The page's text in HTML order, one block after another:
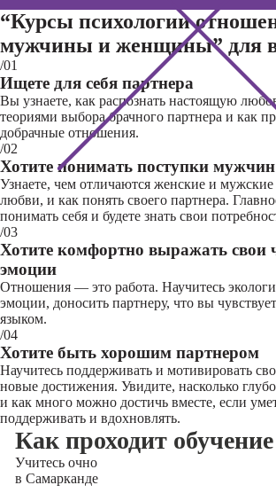
“Курсы психологии
мужчины и женщины” для
/01
Ищете для себя партнера
Вы узнаете, как распознать настоящую
теориями выбора брачного партнера и как
добрачные отношения.
/02
Хотите понимать поступки
Узнаете, чем отличаются женские и мужские
любви, и как понять своего партнера.
понимать себя и будете знать свои
/03
Хотите комфортно выражать свои
эмоции
Отношения — это работа. Научитесь
эмоции, доносить партнеру, что вы
языком.
/04
Хотите быть хорошим партнером
Научитесь поддерживать и мотивировать
новые достижения. Увидите, насколько
и как много можно достичь вместе, если
поддерживать и вдохновлять.
Как проходит обучение
Учитесь очно
в Самарканде